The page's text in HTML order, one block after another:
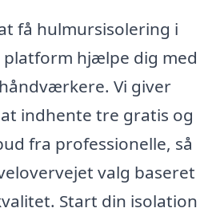
få hulmursisolering i
hjælpe dig med
Vi giver
indhente tre gratis og
fra professionelle, så
valg baseret
Start din isolation